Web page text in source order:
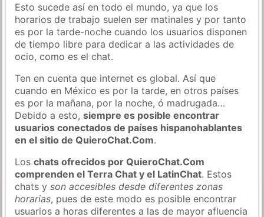
Esto sucede así en todo el mundo, ya que los
horarios de trabajo suelen ser matinales y por tanto
es por la tarde-noche cuando los usuarios disponen
de tiempo libre para dedicar a las actividades de
ocio, como es el chat.
Ten en cuenta que internet es global. Así que
cuando en México es por la tarde, en otros países
es por la mañana, por la noche, ó madrugada…
Debido a esto,siempre es posible encontrar
usuarios conectados de países hispanohablantes
en el sitio de QuieroChat.Com.
Loschats ofrecidos por QuieroChat.Com
comprenden el Terra Chat y el LatinChat. Estos
chats yson accesibles desde diferentes zonas
horarias, pues de este modo es posible encontrar
usuarios a horas diferentes a las de mayor afluencia